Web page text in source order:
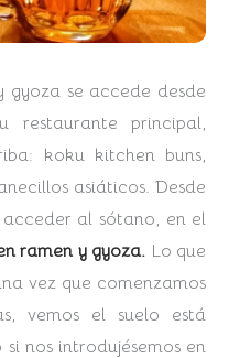
se accede desde
restaurante principal,
koku kitchen buns,
asiáticos. Desde
al sótano, en el
ramen y gyoza. Lo que
vez que comenzamos
vemos el suelo está
nos introdujésemos en